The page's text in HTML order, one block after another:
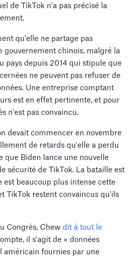
de TikTok n'a pas précisé la
qu'elle ne partage pas
gouvernement chinois, malgré la
pays depuis 2014 qui stipule que
ne peuvent pas refuser de
Une entreprise comptant
est en effet pertinente, et pour
n'est pas convaincu.
devait commencer en novembre
de retards qu'elle a perdu
que Biden lance une nouvelle
sécurité de TikTok. La bataille est
est beaucoup plus intense cette
TikTok restent convaincus qu'ils
Congrès, Chew dit à tout le
il s'agit de « données
américain fournies par une